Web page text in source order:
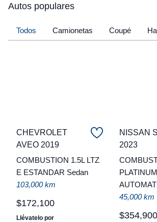
Autos populares
Todos Camionetas Coupé
CHEVROLET
AVEO 2019
COMBUSTION 1.5L LTZ
E ESTANDAR Sedan
103,000 km
$172,100
Llévatelo por
NISSAN
2023
45,000 km
$354,900